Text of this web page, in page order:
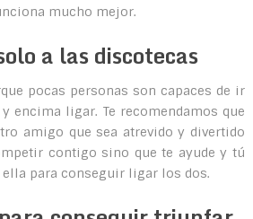
mucho mejor.
a las discotecas
pocas personas son capaces de ir
encima ligar. Te recomendamos que
amigo que sea atrevido y divertido
contigo sino que te ayude y tú
ella para conseguir ligar los dos.